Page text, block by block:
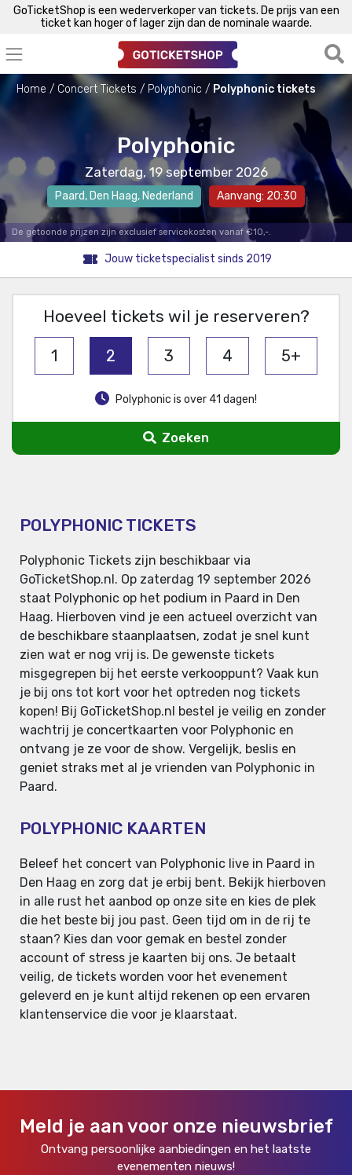
GoTicketShop is een wederverkoper van tickets. De prijs van een
ticket kan hoger of lager zijn dan de nominale waarde.
Home Concert Tickets Polyphonic Polyphonic tickets
Polyphonic
Zaterdag, 19 september 2026
Paard, Den Haag, Nederland Aanvang: 20:30
De getoonde prijzen zijn exclusief servicekosten vanaf €10,-.
Jouw ticketspecialist sinds 2019
Hoeveel tickets wil je reserveren?
1 2 3 4 5+
Polyphonic is over 41 dagen!
Zoeken
POLYPHONIC TICKETS
Polyphonic Tickets zijn beschikbaar via
GoTicketShop.nl. Op zaterdag 19 september 2026
staat Polyphonic op het podium in Paard in Den
Haag. Hierboven vind je een actueel overzicht van
de beschikbare staanplaatsen, zodat je snel kunt
zien wat er nog vrij is. De gewenste tickets
misgegrepen bij het eerste verkooppunt? Vaak kun
je bij ons tot kort voor het optreden nog tickets
kopen! Bij GoTicketShop.nl bestel je veilig en zonder
wachtrij je concertkaarten voor Polyphonic en
ontvang je ze voor de show. Vergelijk, beslis en
geniet straks met al je vrienden van Polyphonic in
Paard.
POLYPHONIC KAARTEN
Beleef het concert van Polyphonic live in Paard in
Den Haag en zorg dat je erbij bent. Bekijk hierboven
in alle rust het aanbod op onze site en kies de plek
die het beste bij jou past. Geen tijd om in de rij te
staan? Kies dan voor gemak en bestel zonder
account of stress je kaarten bij ons. Je betaalt
veilig, de tickets worden voor het evenement
geleverd en je kunt altijd rekenen op een ervaren
klantenservice die voor je klaarstaat.
Meld je aan voor onze nieuwsbrief
Ontvang persoonlijke aanbiedingen en het laatste
evenementen nieuws!